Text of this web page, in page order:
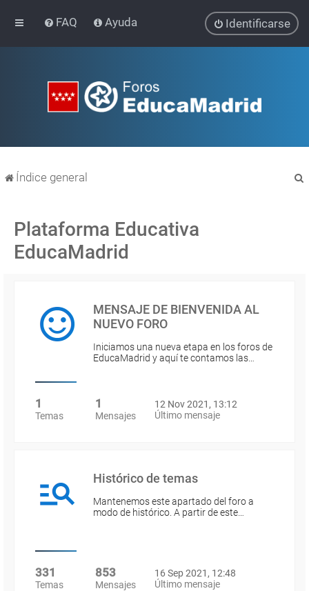
FAQ Ayuda Identificarse
Índice general
Plataforma Educativa
EducaMadrid
MENSAJE DE BIENVENIDA AL
NUEVO FORO
Iniciamos una nueva etapa en los foros de
EducaMadrid y aquí te contamos las…
1
Temas
1
Mensajes
12 Nov 2021, 13:12
Último mensaje
Histórico de temas
Mantenemos este apartado del foro a
modo de histórico. A partir de este…
331
Temas
853
Mensajes
16 Sep 2021, 12:48
Último mensaje